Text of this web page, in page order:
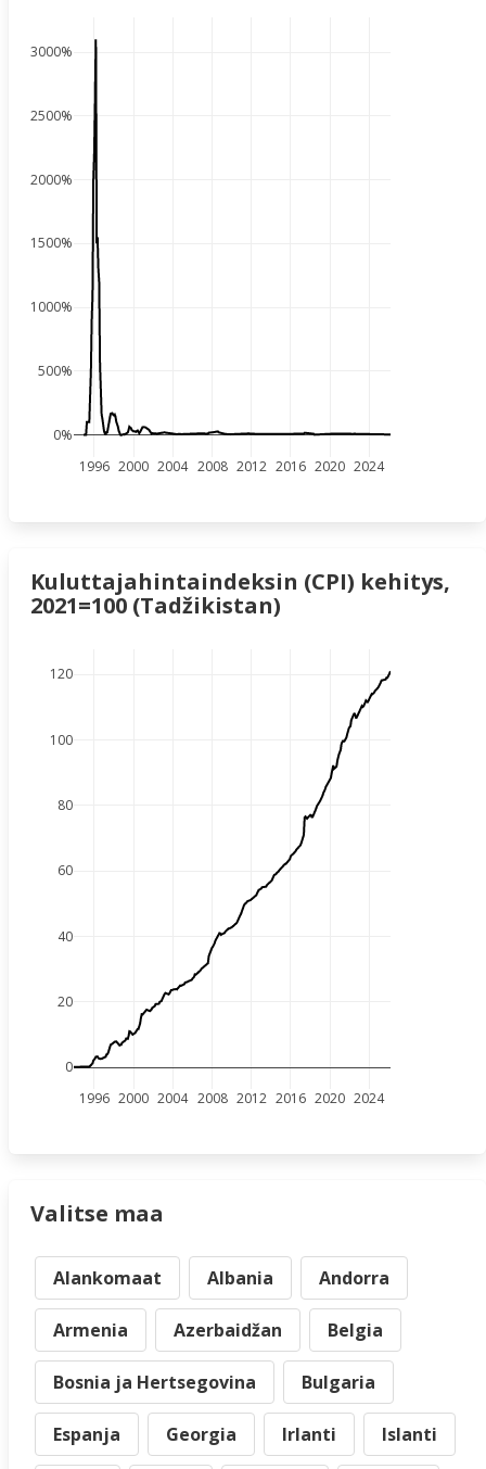
1996 2000 2004 2008 2012 2016 2020 2024
0%
500%
1000%
1500%
2000%
2500%
3000%
Kuluttajahintaindeksin (CPI) kehitys,
2021=100 (Tadžikistan)
1996 2000 2004 2008 2012 2016 2020 2024
0
20
40
60
80
100
120
Valitse maa
Alankomaat Albania Andorra
Armenia Azerbaidžan Belgia
Bosnia ja Hertsegovina Bulgaria
Espanja Georgia Irlanti Islanti